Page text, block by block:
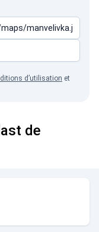
d’utilisation et
de